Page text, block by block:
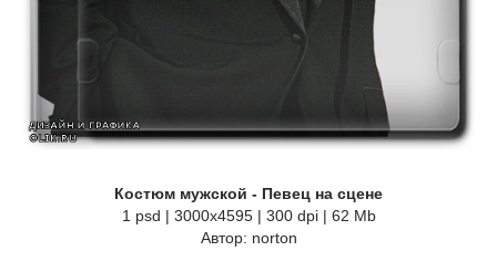
Костюм мужской - Певец на сцене
1 psd | 3000x4595 | 300 dpi | 62 Mb
Автор: norton